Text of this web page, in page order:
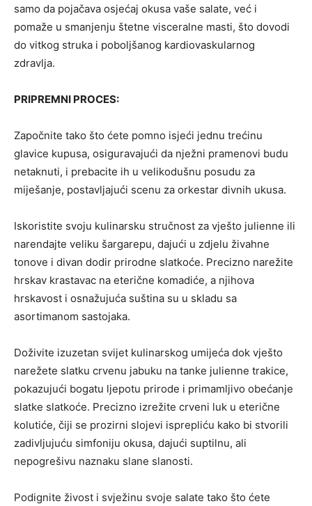
samo da pojačava osjećaj okusa vaše salate, već i
pomaže u smanjenju štetne visceralne masti, što dovodi
do vitkog struka i poboljšanog kardiovaskularnog
zdravlja.
PRIPREMNI PROCES:
Započnite tako što ćete pomno isjeći jednu trećinu
glavice kupusa, osiguravajući da nježni pramenovi budu
netaknuti, i prebacite ih u velikodušnu posudu za
miješanje, postavljajući scenu za orkestar divnih ukusa.
Iskoristite svoju kulinarsku stručnost za vješto julienne ili
narendajte veliku šargarepu, dajući u zdjelu živahne
tonove i divan dodir prirodne slatkoće. Precizno narežite
hrskav krastavac na eterične komadiće, a njihova
hrskavost i osnažujuća suština su u skladu sa
asortimanom sastojaka.
Doživite izuzetan svijet kulinarskog umijeća dok vješto
narežete slatku crvenu jabuku na tanke julienne trakice,
pokazujući bogatu ljepotu prirode i primamljivo obećanje
slatke slatkoće. Precizno izrežite crveni luk u eterične
kolutiće, čiji se prozirni slojevi isprepliću kako bi stvorili
zadivljujuću simfoniju okusa, dajući suptilnu, ali
nepogrešivu naznaku slane slanosti.
Podignite živost i svježinu svoje salate tako što ćete